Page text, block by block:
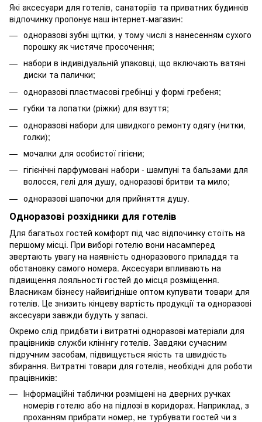
Які аксесуари для готелів, санаторіїв та приватних будинків
відпочинку пропонує наш інтернет-магазин:
одноразові зубні щітки, у тому числі з нанесенням сухого
порошку як чистяче просочення;
набори в індивідуальній упаковці, що включають ватяні
диски та палички;
одноразові пластмасові гребінці у формі гребеня;
губки та лопатки (ріжки) для взуття;
одноразові набори для швидкого ремонту одягу (нитки,
голки);
мочалки для особистої гігієни;
гігієнічні парфумовані набори - шампуні та бальзами для
волосся, гелі для душу, одноразові бритви та мило;
одноразові шапочки для прийняття душу.
Одноразові розхідники для готелів
Для багатьох гостей комфорт під час відпочинку стоїть на
першому місці. При виборі готелю вони насамперед
звертають увагу на наявність одноразового приладдя та
обстановку самого номера. Аксесуари впливають на
підвищення лояльності гостей до місця розміщення.
Власникам бізнесу найвигідніше оптом купувати товари для
готелів. Це знизить кінцеву вартість продукції та одноразові
аксесуари завжди будуть у запасі.
Окремо слід придбати і витратні одноразові матеріали для
працівників служби клінінгу готелів. Завдяки сучасним
підручним засобам, підвищується якість та швидкість
збирання. Витратні товари для готелів, необхідні для роботи
працівників:
Інформаційні таблички розміщені на дверних ручках
номерів готелю або на підлозі в коридорах. Наприклад, з
проханням прибрати номер, не турбувати гостей чи з